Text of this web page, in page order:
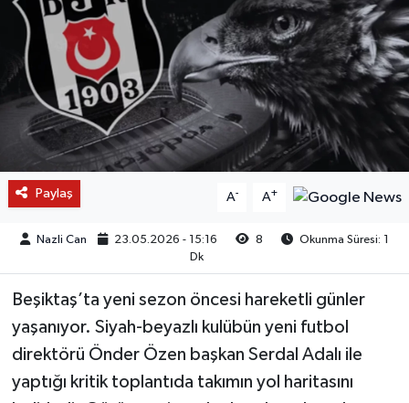
Paylaş A- A+
Nazli Can 23.05.2026 - 15:16 8
Okunma Süresi: 1
Dk
Beşiktaş’ta yeni sezon öncesi hareketli günler
yaşanıyor. Siyah-beyazlı kulübün yeni futbol
direktörü Önder Özen başkan Serdal Adalı ile
yaptığı kritik toplantıda takımın yol haritasını